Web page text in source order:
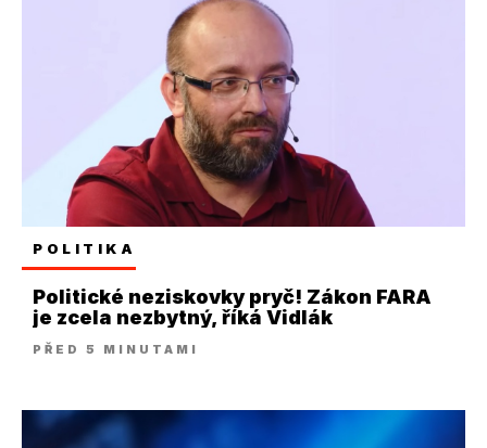
POLITIKA
Politické neziskovky pryč! Zákon FARA
je zcela nezbytný, říká Vidlák
PŘED 5 MINUTAMI